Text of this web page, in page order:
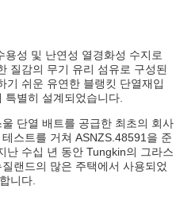
성 및 난연성 열경화성 수지로
질감의 무기 유리 섬유로 구성된
기 쉬운 유연한 블랭킷 단열재입
별히 설계되었습니다.
단열 배트를 공급한 최초의 회사
스트를 거쳐 ASNZS.48591을 준
난 수십 년 동안 Tungkin의 그라스
랜드의 많은 주택에서 사용되었
니다.